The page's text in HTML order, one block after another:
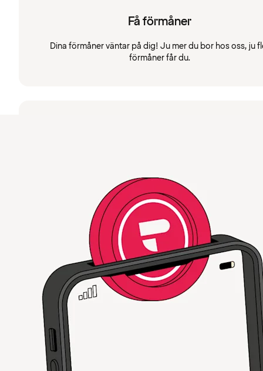
Få förmåner
Dina förmåner väntar på dig! Ju mer du bor hos oss, ju
förmåner får du.